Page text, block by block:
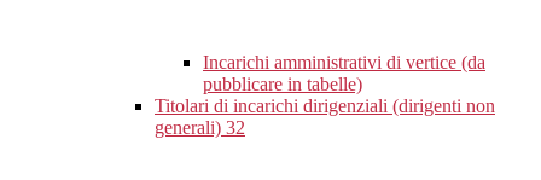
Incarichi amministrativi di vertice (da
pubblicare in tabelle)
Titolari di incarichi dirigenziali (dirigenti non
generali) 32